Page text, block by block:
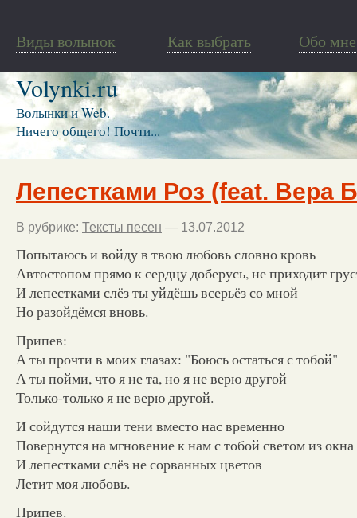
Виды волынок Как выбрать Обо мне
Volynki.ru
Волынки и Web.
Ничего общего! Почти...
Лепестками Роз (feat. Вера
В рубрике: Тексты песен — 13.07.2012
Попытаюсь и войду в твою любовь словно кровь
Автостопом прямо к сердцу доберусь, не приходит
И лепестками слёз ты уйдёшь всерьёз со мной
Но разойдёмся вновь.
Припев:
А ты прочти в моих глазах: "Боюсь остаться с тобой"
А ты пойми, что я не та, но я не верю другой
Только-только я не верю другой.
И сойдутся наши тени вместо нас временно
Повернутся на мгновение к нам с тобой светом из окна
И лепестками слёз не сорванных цветов
Летит моя любовь.
Припев.